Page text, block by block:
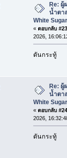
Re: ผู้
น้ำตา
White
« ตอบกลับ
2026,
ดันกระทู้
Re: ผู้
น้ำตา
White
« ตอบกลับ
2026,
ดันกระทู้